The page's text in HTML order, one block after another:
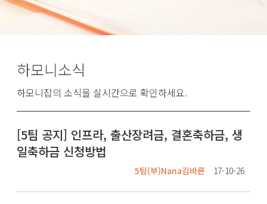
하모니소식
하모니잡의 소식을 실시간으로 확인하세요.
[5팀 공지] 인프라, 출산장려금, 결혼축하금, 생
일축하금 신청방법
5팀(부)Nana김바른 17-10-26